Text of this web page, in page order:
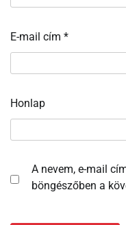
E-mail cím *
Honlap
A nevem, e-mail
böngészőben a